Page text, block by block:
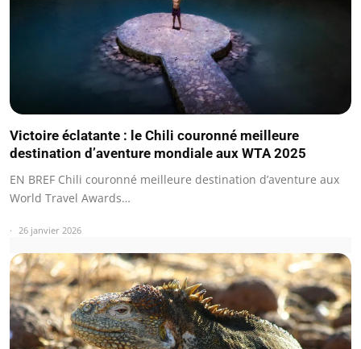
Victoire éclatante : le Chili couronné meilleure
destination d’aventure mondiale aux WTA 2025
EN BREF Chili couronné meilleure destination d’aventure aux
World Travel Awards…
26 janvier 2026